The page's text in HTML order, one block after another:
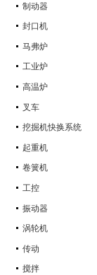
制动器
封口机
马弗炉
工业炉
高温炉
叉车
挖掘机快换系统
起重机
卷簧机
工控
振动器
涡轮机
传动
搅拌